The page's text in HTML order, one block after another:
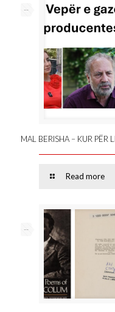
--
MAL BERISHA – KUR PËR
Read more
--